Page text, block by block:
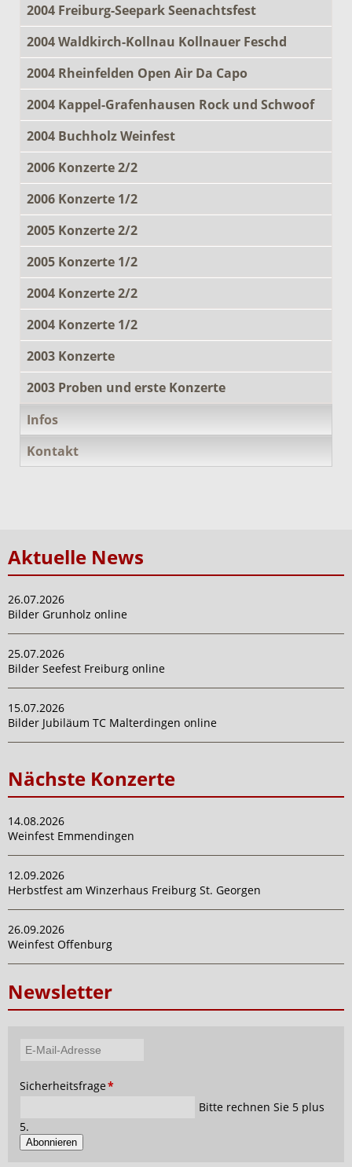
2004 Freiburg-Seepark Seenachtsfest
2004 Waldkirch-Kollnau Kollnauer Feschd
2004 Rheinfelden Open Air Da Capo
2004 Kappel-Grafenhausen Rock und Schwoof
2004 Buchholz Weinfest
2006 Konzerte 2/2
2006 Konzerte 1/2
2005 Konzerte 2/2
2005 Konzerte 1/2
2004 Konzerte 2/2
2004 Konzerte 1/2
2003 Konzerte
2003 Proben und erste Konzerte
Infos
Kontakt
Aktuelle News
26.07.2026
Bilder Grunholz online
25.07.2026
Bilder Seefest Freiburg online
15.07.2026
Bilder Jubiläum TC Malterdingen online
Nächste Konzerte
14.08.2026
Weinfest Emmendingen
12.09.2026
Herbstfest am Winzerhaus Freiburg St. Georgen
26.09.2026
Weinfest Offenburg
Newsletter
Adresse
Pflichtfeld
Sicherheitsfrage*
Bitte rechnen Sie 5 plus
5.
Abonnieren